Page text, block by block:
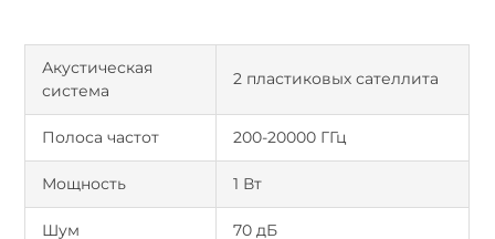
Акустическая
система
2 пластиковых сателлита
Полоса частот 200-20000 ГГц
Мощность 1 Вт
Шум 70 дБ